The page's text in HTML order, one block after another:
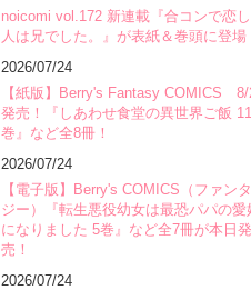
noicomi vol.172 新連載『合コンで恋
人は兄でした。』が表紙＆巻頭に登場
2026/07/24
【紙版】Berry's Fantasy COMICS 8/
発売！『しあわせ食堂の異世界ご飯 11
巻』など全8冊！
2026/07/24
【電子版】Berry's COMICS（ファンタ
ジー）『転生悪役幼女は最恐パパの愛
になりました 5巻』など全7冊が本日発
売！
2026/07/24